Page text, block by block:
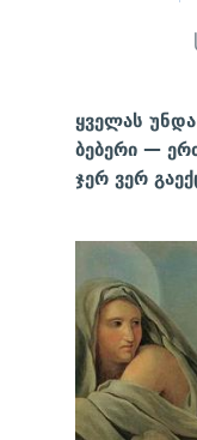
ყველას
ბებერი —
ჯერ ვერ